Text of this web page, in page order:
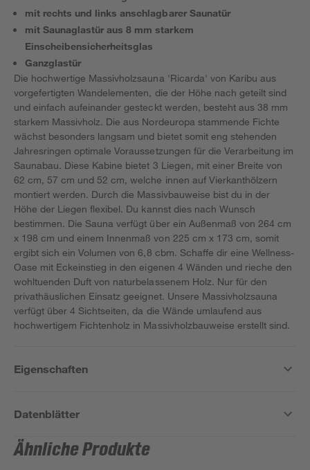
mit rechts und links anschlagbarer Saunatür
mit Saunaglastür aus 8 mm starkem
Einscheibensicherheitsglas
Ganzglastür
Die hochwertige Massivholzsauna 'Ricarda' von Karibu aus
vorgefertigten Wandelementen, die der Höhe nach geteilt sind
und einfach aufeinander gesteckt werden, besteht aus 38 mm
starkem Massivholz. Die aus Nordeuropa stammende Fichte
wächst besonders langsam und bietet somit eng stehenden
Jahresringen optimale Voraussetzungen für die Verarbeitung im
Saunabau. Diese Kabine bietet 3 Liegen, mit einer Breite von
62 cm, 57 cm und 52 cm, welche innen auf Vierkanthölzern
montiert werden. Durch die Massivbauweise bist du in der
Höhe der Liegen flexibel. Du kannst dies nach Wunsch
bestimmen. Die Sauna verfügt über ein Außenmaß von 264 cm
x 198 cm und einem Innenmaß von 225 cm x 173 cm, somit
ergibt sich ein Volumen von 6,8 cbm. Schaffe dir eine Wellness-
Oase mit Eckeinstieg in den eigenen 4 Wänden und rieche den
wohltuenden Duft von naturbelassenem Holz. Nur für den
privathäuslichen Einsatz geeignet. Unsere Massivholzsauna
verfügt über 4 Sichtseiten, da die Wände umlaufend aus
hochwertigem Fichtenholz in Massivholzbauweise erstellt sind.
Eigenschaften
Datenblätter
Ähnliche Produkte